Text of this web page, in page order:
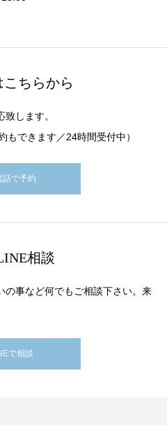
こちらから
します。
もできます／24時間受付中）
話で予約
相談
の事など何でもご相談下さい。来
で相談